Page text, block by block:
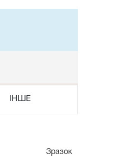
ІНШЕ
Зразок